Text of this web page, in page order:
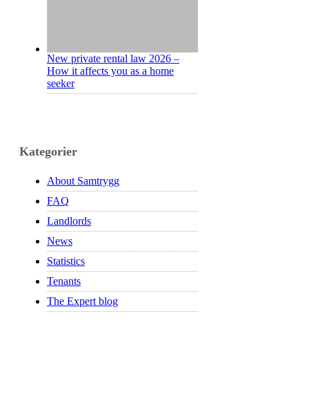
New private rental law 2026 –
How it affects you as a home
seeker
Kategorier
About Samtrygg
FAQ
Landlords
News
Statistics
Tenants
The Expert blog